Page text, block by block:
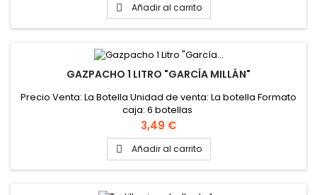
 Añadir al carrito
GAZPACHO 1 LITRO "GARCÍA MILLÁN"
Precio Venta: La Botella Unidad de venta: La botella Formato
caja: 6 botellas
Precio
3,49 €
 Añadir al carrito